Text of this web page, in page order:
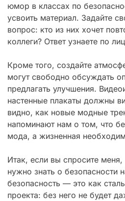
юмор в классах по
усвоить материал. Задайте
вопрос: кто из них хочет
коллеги? Ответ узнаете по
Кроме того, создайте
могут свободно обсуждать
предлагать улучшения.
настенные плакаты должны
видно, как новые модные
напоминают нам о том, что
мода, а жизненная
Итак, если вы спросите
нужно знать о безопасности
безопасность — это как
проекта: без него не будет